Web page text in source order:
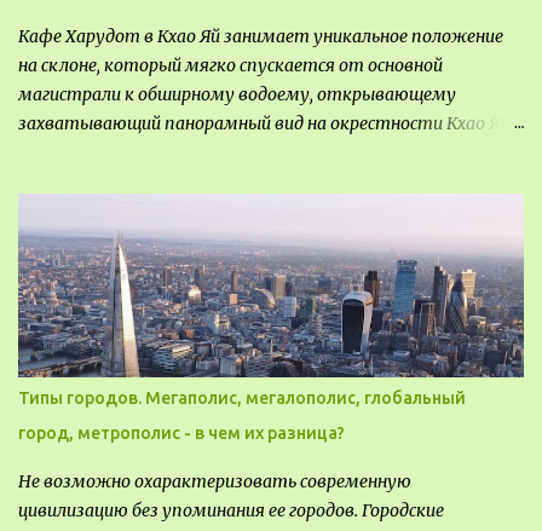
Кафе Харудот в Кхао Яй занимает уникальное положение
на склоне, который мягко спускается от основной
магистрали к обширному водоему, открывающему
захватывающий панорамный вид на окрестности Кхао Яй.
могли бы свободно попасть, не заходя в само заведение.
Типы городов. Мегаполис, мегалополис, глобальный
город, метрополис - в чем их разница?
Не возможно охарактеризовать современную
цивилизацию без упоминания ее городов. Городские